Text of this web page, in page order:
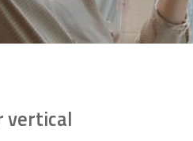
vertical